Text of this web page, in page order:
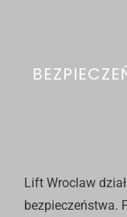
Lift Wroclaw
bezpieczeństwa.